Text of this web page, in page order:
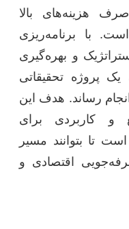
هزینه‌های بالا
با برنامه‌ریزی
و بهره‌گیری
پروژه تحقیقاتی
رساند. هدف این
و کاربردی برای
تا بتوانند مسیر
اقتصادی و